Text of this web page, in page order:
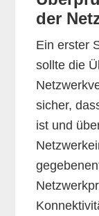
der
Ein erster
sollte die
sicher,
ist und